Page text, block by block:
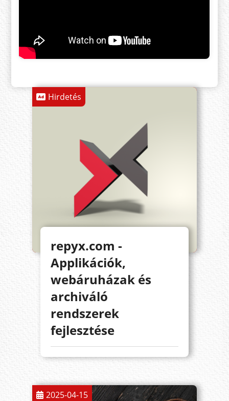
Hirdetés
repyx.com -
Applikációk,
webáruházak és
archiváló
rendszerek
fejlesztése
2025-04-15